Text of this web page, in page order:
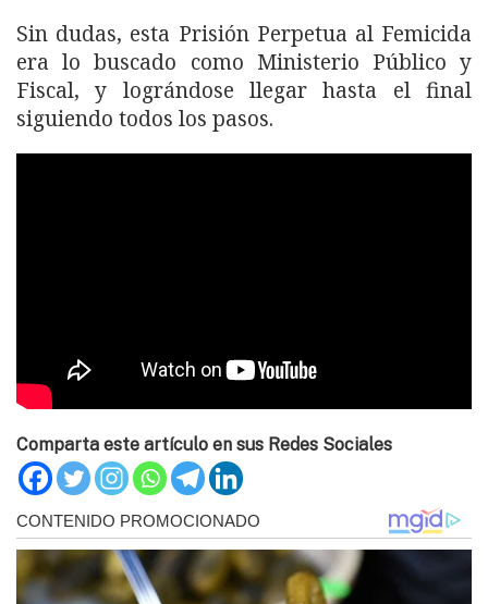
Sin dudas, esta Prisión Perpetua al Femicida
era lo buscado como Ministerio Público y
Fiscal, y lográndose llegar hasta el final
siguiendo todos los pasos.
Comparta este artículo en sus Redes Sociales